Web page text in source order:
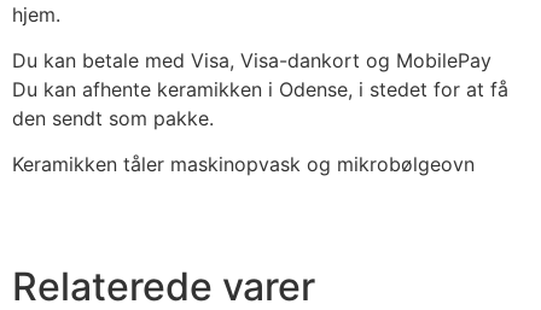
hjem.
Du kan betale med Visa, Visa-dankort og MobilePay
Du kan afhente keramikken i Odense, i stedet for at få
den sendt som pakke.
Keramikken tåler maskinopvask og mikrobølgeovn
Relaterede varer